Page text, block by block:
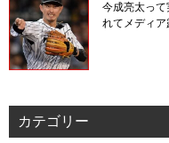
今成亮太っ
れてメディア
カテゴリー